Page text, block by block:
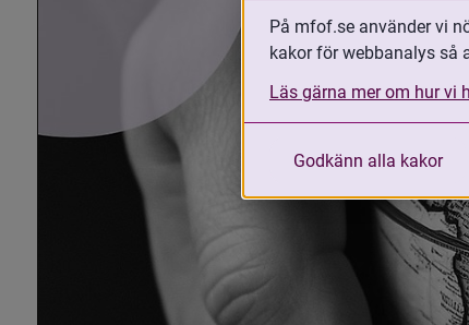
På mfof.se använder vi
kakor för webbanalys så
Läs gärna mer om hur vi
Godkänn alla kakor